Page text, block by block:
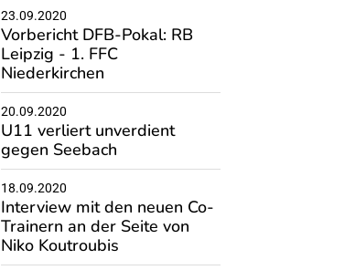
23.09.2020
Vorbericht DFB-Pokal: RB
Leipzig - 1. FFC
Niederkirchen
20.09.2020
U11 verliert unverdient
gegen Seebach
18.09.2020
Interview mit den neuen Co-
Trainern an der Seite von
Niko Koutroubis